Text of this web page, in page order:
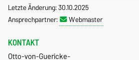
Letzte Änderung: 30.10.2025
Ansprechpartner:
Webmaster
KONTAKT
Otto-von-Guericke-